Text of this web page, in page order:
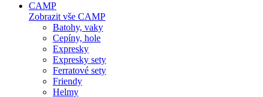
CAMP
Zobrazit vše CAMP
Batohy, vaky
Cepíny, hole
Expresky
Expresky sety
Ferratové sety
Friendy
Helmy